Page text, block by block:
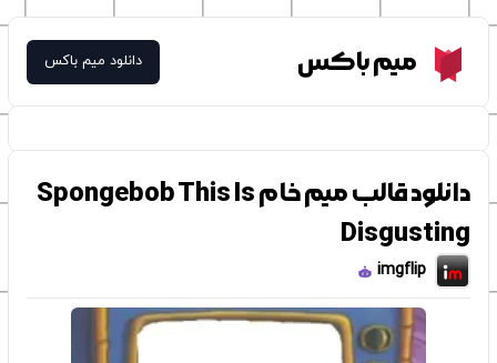
Meme Boxمیم باکس دانلود میم باکس
دانلود قالب میم خام Spongebob This Is
Disgusting
imgflip